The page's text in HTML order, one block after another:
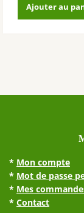
Ajouter au
* Mon compte
* Mot de passe
* Mes
* Contact